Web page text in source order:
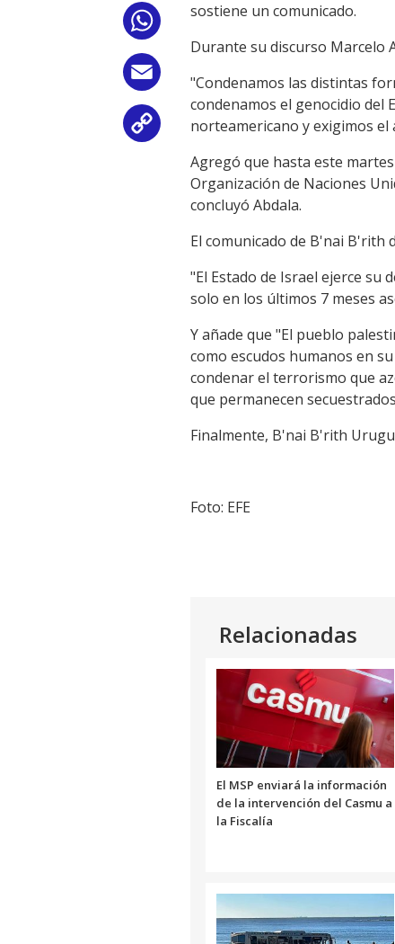
Email
Copy
Link
sostiene un comunicado.
Durante su discurso Marcelo
"Condenamos las distintas
condenamos el genocidio del
norteamericano y exigimos
Agregó que hasta este
Organización de Naciones
concluyó Abdala.
El comunicado de B'nai B'rith
"El Estado de Israel ejerce su
solo en los últimos 7 meses
Y añade que "El pueblo
como escudos humanos en
condenar el terrorismo que
que permanecen
Finalmente, B'nai B'rith
Foto: EFE
Relacionadas
El MSP enviará la información
de la intervención del Casmu a
la Fiscalía